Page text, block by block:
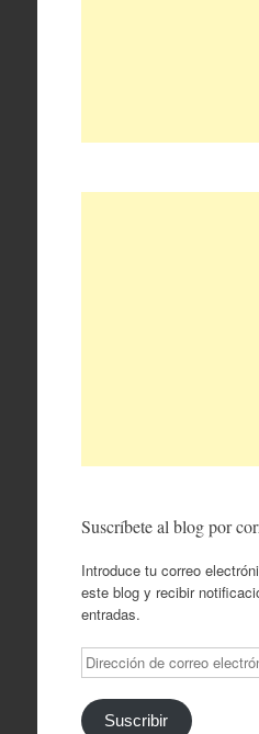
Suscríbete al blog por
Introduce tu correo
este blog y recibir
entradas.
Dirección
de
correo
electrónico
Suscribir